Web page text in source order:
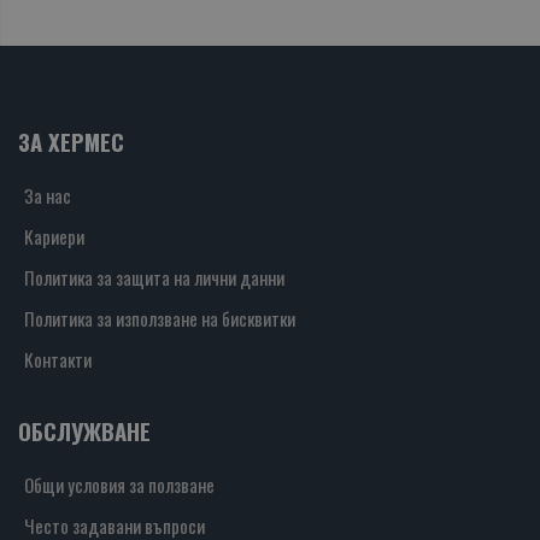
ЗА ХЕРМЕС
За нас
Кариери
Политика за защита на лични данни
Политика за използване на бисквитки
Контакти
ОБСЛУЖВАНЕ
Общи условия за ползване
Често задавани въпроси